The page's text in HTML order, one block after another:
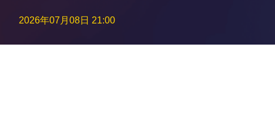
2026年07月08日 21:00